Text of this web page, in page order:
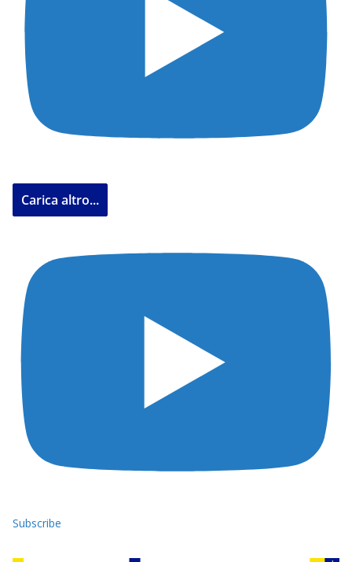
Carica altro...
Subscribe